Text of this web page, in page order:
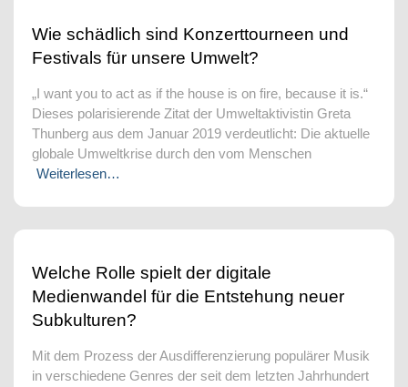
Wie schädlich sind Konzerttourneen und
Festivals für unsere Umwelt?
„I want you to act as if the house is on fire, because it is.“
Dieses polarisierende Zitat der Umweltaktivistin Greta
Thunberg aus dem Januar 2019 verdeutlicht: Die aktuelle
globale Umweltkrise durch den vom Menschen
Weiterlesen…
Welche Rolle spielt der digitale
Medienwandel für die Entstehung neuer
Subkulturen?
Mit dem Prozess der Ausdifferenzierung populärer Musik
in verschiedene Genres der seit dem letzten Jahrhundert